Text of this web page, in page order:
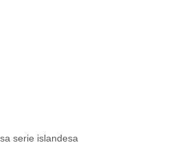
serie islandesa